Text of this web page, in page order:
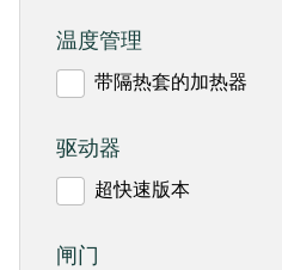
温度管理
带隔热套的加热器
驱动器
超快速版本
闸门